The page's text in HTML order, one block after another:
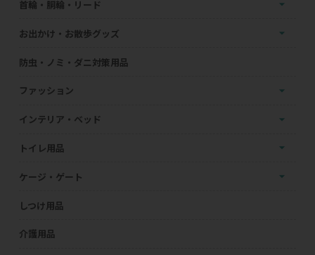
首輪・胴輪・リード
お出かけ・お散歩グッズ
防虫・ノミ・ダニ対策用品
ファッション
インテリア・ベッド
トイレ用品
ケージ・ゲート
しつけ用品
介護用品